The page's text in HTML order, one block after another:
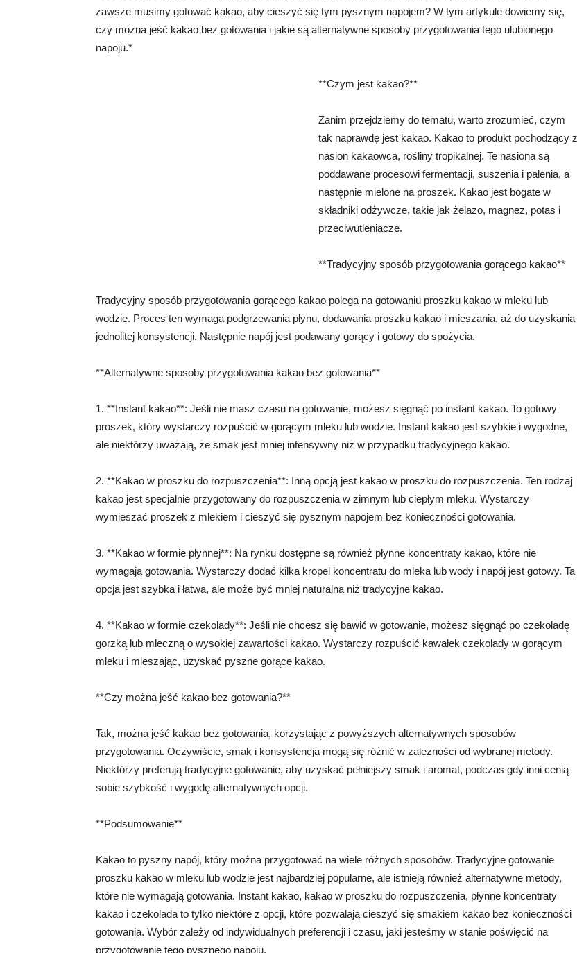
zawsze musimy gotować kakao, aby cieszyć się tym pysznym napojem? W tym artykule dowiemy się,
czy można jeść kakao bez gotowania i jakie są alternatywne sposoby przygotowania tego ulubionego
napoju.*
**Czym jest kakao?**
Zanim przejdziemy do tematu, warto zrozumieć, czym
tak naprawdę jest kakao. Kakao to produkt pochodzący z
nasion kakaowca, rośliny tropikalnej. Te nasiona są
poddawane procesowi fermentacji, suszenia i palenia, a
następnie mielone na proszek. Kakao jest bogate w
składniki odżywcze, takie jak żelazo, magnez, potas i
przeciwutleniacze.
**Tradycyjny sposób przygotowania gorącego kakao**
Tradycyjny sposób przygotowania gorącego kakao polega na gotowaniu proszku kakao w mleku lub
wodzie. Proces ten wymaga podgrzewania płynu, dodawania proszku kakao i mieszania, aż do uzyskania
jednolitej konsystencji. Następnie napój jest podawany gorący i gotowy do spożycia.
**Alternatywne sposoby przygotowania kakao bez gotowania**
1. **Instant kakao**: Jeśli nie masz czasu na gotowanie, możesz sięgnąć po instant kakao. To gotowy
proszek, który wystarczy rozpuścić w gorącym mleku lub wodzie. Instant kakao jest szybkie i wygodne,
ale niektórzy uważają, że smak jest mniej intensywny niż w przypadku tradycyjnego kakao.
2. **Kakao w proszku do rozpuszczenia**: Inną opcją jest kakao w proszku do rozpuszczenia. Ten rodzaj
kakao jest specjalnie przygotowany do rozpuszczenia w zimnym lub ciepłym mleku. Wystarczy
wymieszać proszek z mlekiem i cieszyć się pysznym napojem bez konieczności gotowania.
3. **Kakao w formie płynnej**: Na rynku dostępne są również płynne koncentraty kakao, które nie
wymagają gotowania. Wystarczy dodać kilka kropel koncentratu do mleka lub wody i napój jest gotowy. Ta
opcja jest szybka i łatwa, ale może być mniej naturalna niż tradycyjne kakao.
4. **Kakao w formie czekolady**: Jeśli nie chcesz się bawić w gotowanie, możesz sięgnąć po czekoladę
gorzką lub mleczną o wysokiej zawartości kakao. Wystarczy rozpuścić kawałek czekolady w gorącym
mleku i mieszając, uzyskać pyszne gorące kakao.
**Czy można jeść kakao bez gotowania?**
Tak, można jeść kakao bez gotowania, korzystając z powyższych alternatywnych sposobów
przygotowania. Oczywiście, smak i konsystencja mogą się różnić w zależności od wybranej metody.
Niektórzy preferują tradycyjne gotowanie, aby uzyskać pełniejszy smak i aromat, podczas gdy inni cenią
sobie szybkość i wygodę alternatywnych opcji.
**Podsumowanie**
Kakao to pyszny napój, który można przygotować na wiele różnych sposobów. Tradycyjne gotowanie
proszku kakao w mleku lub wodzie jest najbardziej popularne, ale istnieją również alternatywne metody,
które nie wymagają gotowania. Instant kakao, kakao w proszku do rozpuszczenia, płynne koncentraty
kakao i czekolada to tylko niektóre z opcji, które pozwalają cieszyć się smakiem kakao bez konieczności
gotowania. Wybór zależy od indywidualnych preferencji i czasu, jaki jesteśmy w stanie poświęcić na
przygotowanie tego pysznego napoju.